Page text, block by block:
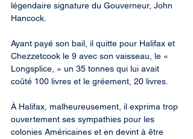
légendaire signature du Gouverneur, John
Hancock.
Ayant payé son bail, il quitte pour Halifax et
Chezzetcook le 9 avec son vaisseau, le «
Longsplice, » un 35 tonnes qui lui avait
coûté 100 livres et le gréement, 20 livres.
À Halifax, malheureusement, il exprima trop
ouvertement ses sympathies pour les
colonies Américaines et en devint à être